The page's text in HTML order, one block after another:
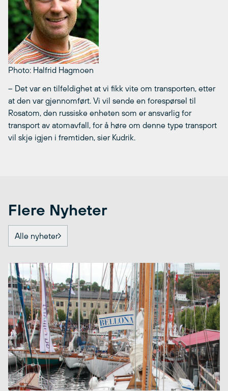
Photo: Halfrid Hagmoen
– Det var en tilfeldighet at vi fikk vite om transporten, etter
at den var gjennomført. Vi vil sende en forespørsel til
Rosatom, den russiske enheten som er ansvarlig for
transport av atomavfall, for å høre om denne type transport
vil skje igjen i fremtiden, sier Kudrik.
Flere Nyheter
Alle nyheter